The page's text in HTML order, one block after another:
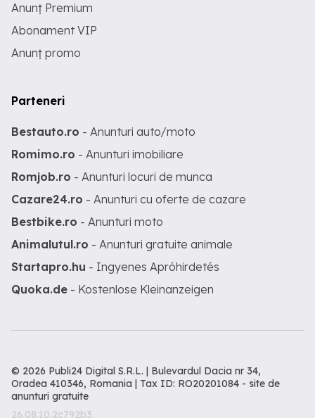
Anunț Premium
Abonament VIP
Anunț promo
Parteneri
Bestauto.ro - Anunturi auto/moto
Romimo.ro - Anunturi imobiliare
Romjob.ro - Anunturi locuri de munca
Cazare24.ro - Anunturi cu oferte de cazare
Bestbike.ro - Anunturi moto
Animalutul.ro - Anunturi gratuite animale
Startapro.hu - Ingyenes Apróhirdetés
Quoka.de - Kostenlose Kleinanzeigen
© 2026 Publi24 Digital S.R.L. | Bulevardul Dacia nr 34,
Oradea 410346, Romania | Tax ID: RO20201084 - site de
anunturi gratuite
26.08.10.2c792b3